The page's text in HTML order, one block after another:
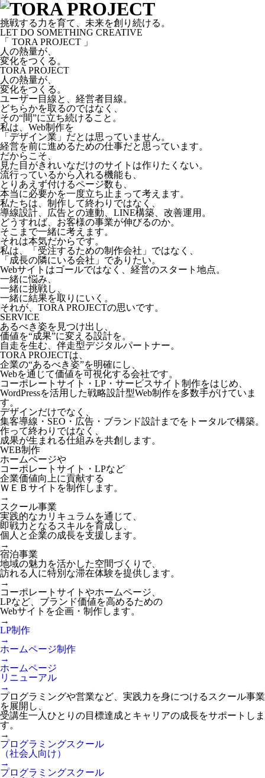
挑戦する力を育て、未来を創り続ける。
LET DO SOMETHING CREATIVE
「 TORA PROJECT 」
人の熱量が、
変化をつくる。
TORA PROJECT
人の熱量が、
変化をつくる。
ユーザー目線と、経営者目線。
どちらかを取るのではなく、
その“間”に立ち続けること。
私は、Web制作を
「デザイン業」だとは思っていません。
経営を前に進めるための仕事だと思っています。
だからこそ、
見た目がきれいなだけのサイトは作りたくない。
流行っているから入れる機能も、
とりあえず付けるページ数も、
本当に必要かを一度立ち止まって考えます。
私たちは、制作して終わりではなく、
導線設計、広告との連動、LINE構築、改善運用。
どうすれば、お客様の事業が伸びるのか。
そこまで一緒に考えます。
それは本気だからです。
私は、「受注するための制作会社」ではなく、
「成長の隣にいる会社」でありたい。
Webサイトはゴールではなく、経営のスタート地点。
一緒に悩み、
一緒に挑戦し、
一緒に結果を取りにいく。
それが、TORA PROJECTの思いです。
SERVICE
あるべき姿を見つけ出し、
価値を“成果”に変える設計を。
自走を生む、伴走型デジタルパートナー。
TORA PROJECTは、
企業の“あるべき姿”を明確にし、
Webを通じて価値を可視化する会社です。
コーポレートサイト・LP・サービスサイト制作をはじめ、
WordPressを活用した戦略設計型Web制作を多数手がけていま
す。
デザインだけでなく、
集客導線・SEO・広告・ブランド設計までをトータルで構築。
作って終わりではなく、
成果が生まれる仕組みを共創します。
WEB制作
ホームページや
コーポレートサイト・LPなど
企業価値向上に貢献する
ＷＥＢサイトを制作します。
→
スクール事業
実践的なカリキュラムを通じて、
即戦力となるスキルを育成し、
個人と企業の成長を支援します。
→
宿泊事業
地域の魅力を活かした空間づくりで、
訪れる人に特別な滞在体験を提供します。
→
コーポレートサイトやホームページ、
LPなど、ブランド価値を高めるための
Webサイトを企画・制作します。
→
LP制作
→
ホームページ制作
→
ホームページ
リニューアル
→
プログラミングや営業など、実践力を身につけるスクール事業
を展開し、
受講生一人ひとりの目標達成とキャリアの成長をサポートしま
す。
→
プログラミングスクール
（社会人向け）
→
プログラミングスクール